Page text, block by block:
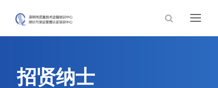
招贤纳士